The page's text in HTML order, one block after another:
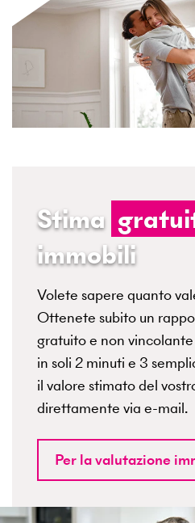
Stima
immobili
Volete sapere quanto
Ottenete subito un
gratuito e non
in soli 2 minuti e 3
il valore stimato del
direttamente via e-mail.
Per la valutazione